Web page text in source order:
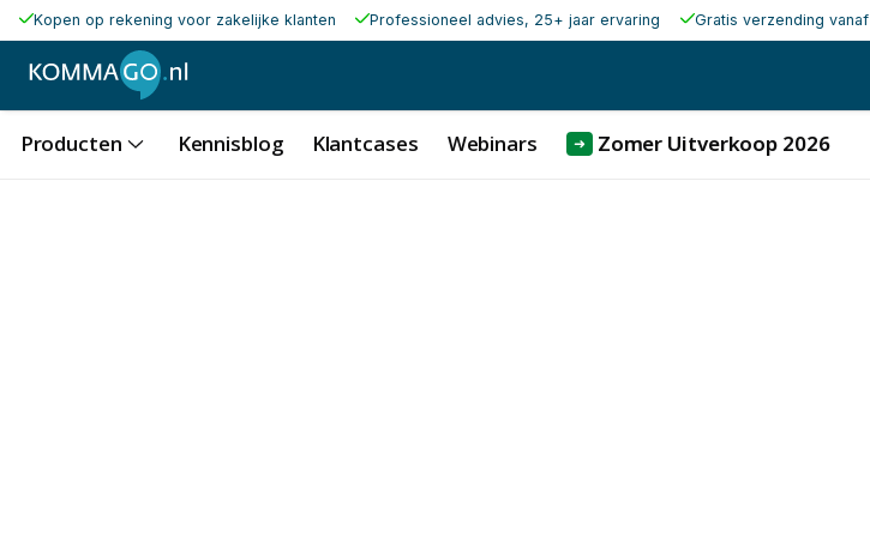
Kopen op rekening voor zakelijke klanten Professioneel advies, 25+ jaar ervaring Gratis verzending vanaf
Producten Kennisblog Klantcases Webinars ➜ Zomer Uitverkoop 2026